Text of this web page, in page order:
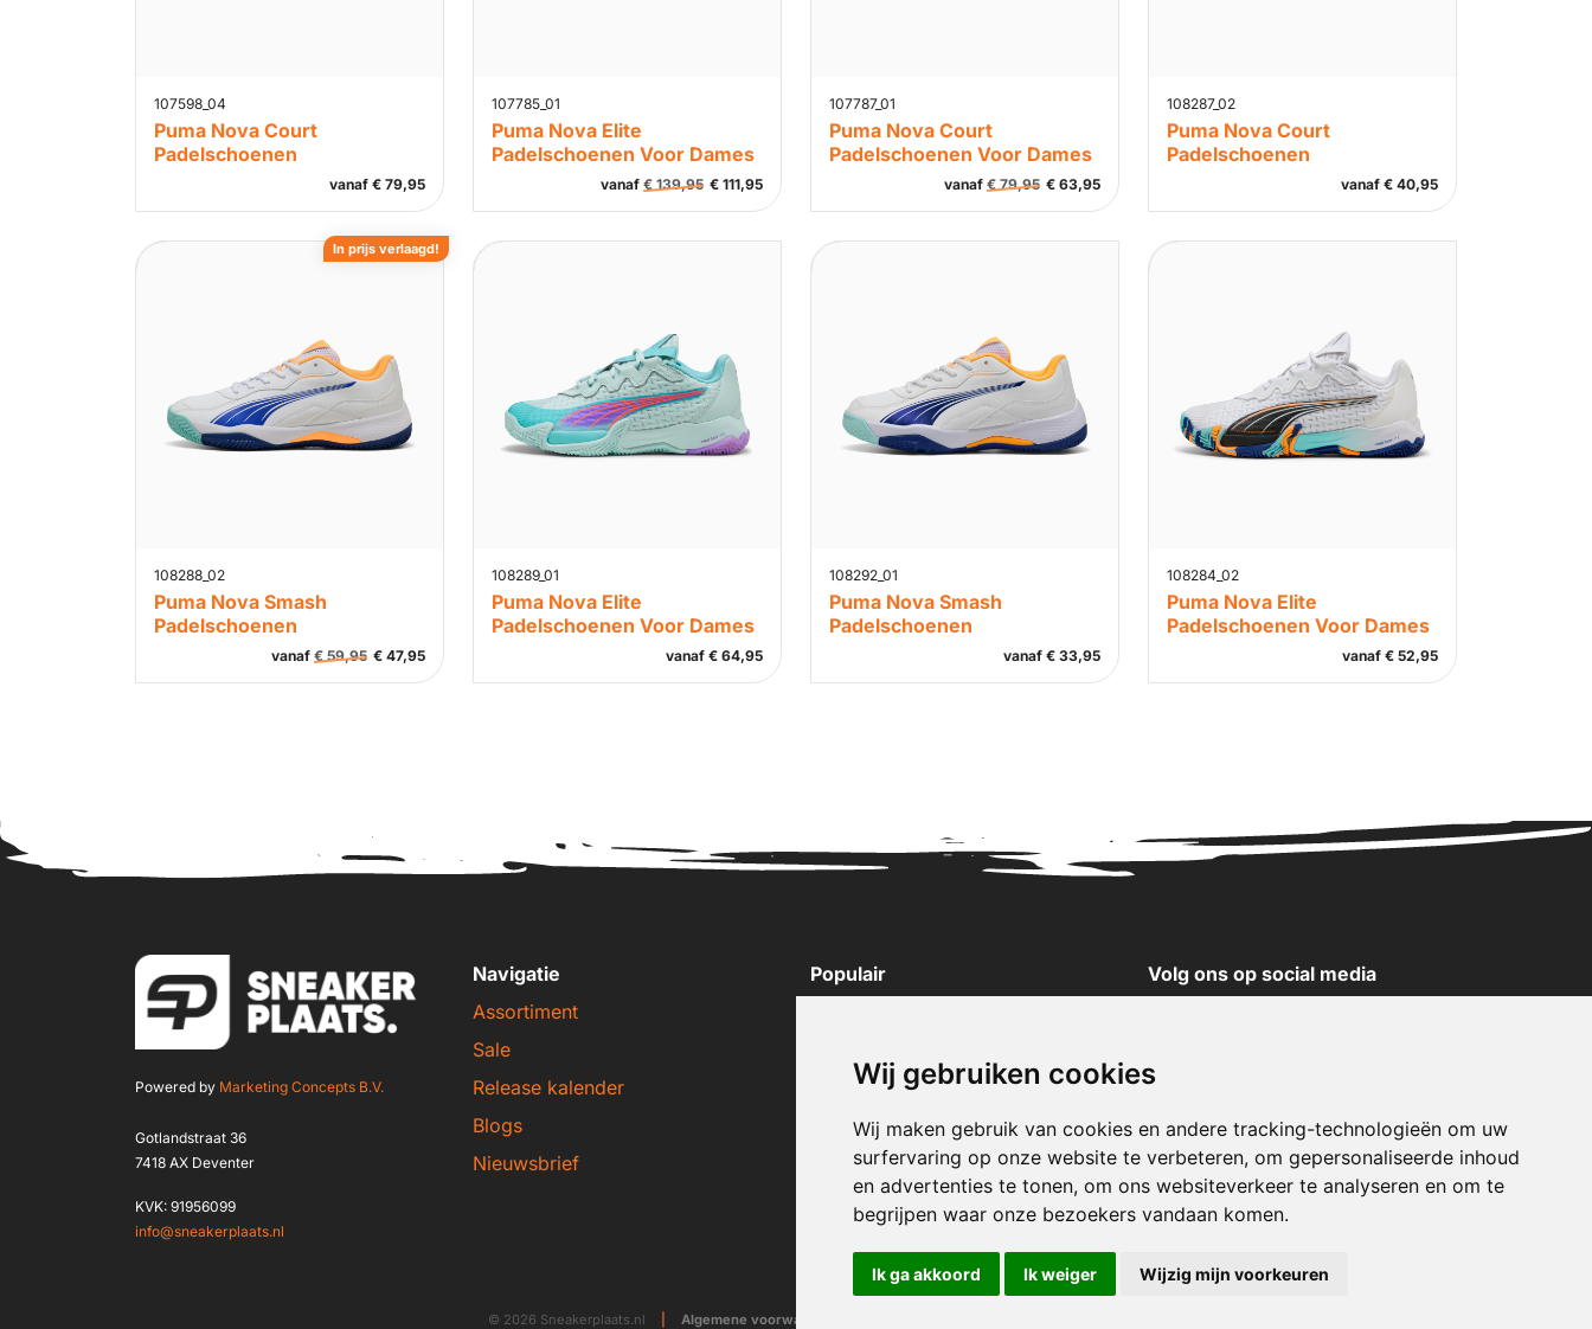
Wij gebruiken cookies
Wij maken gebruik van cookies en andere tracking-technologieën om uw
surfervaring op onze website te verbeteren, om gepersonaliseerde inhoud
en advertenties te tonen, om ons websiteverkeer te analyseren en om te
begrijpen waar onze bezoekers vandaan komen.
Ik ga akkoord Ik weiger Wijzig mijn voorkeuren
107598_04
Puma Nova Court
Padelschoenen
vanaf € 79,95
107785_01
Puma Nova Elite
Padelschoenen Voor Dames
vanaf €139,95 € 111,95
107787_01
Puma Nova Court
Padelschoenen Voor Dames
vanaf €79,95 € 63,95
108287_02
Puma Nova Court
Padelschoenen
vanaf € 40,95
108288_02
Puma Nova Smash
Padelschoenen
vanaf €59,95 € 47,95
In prijs verlaagd!
108289_01
Puma Nova Elite
Padelschoenen Voor Dames
vanaf € 64,95
108292_01
Puma Nova Smash
Padelschoenen
vanaf € 33,95
108284_02
Puma Nova Elite
Padelschoenen Voor Dames
vanaf € 52,95
Powered by Marketing Concepts B.V.
Gotlandstraat 36
7418 AX Deventer
KVK: 91956099
info@sneakerplaats.nl
Navigatie
Assortiment
Sale
Release kalender
Blogs
Nieuwsbrief
Populair
New Balance sneakers
Puma sneakers
Converse sneakers
Volg ons op social media
X
Pinterest
© 2026 Sneakerplaats.nl Algemene voorwaarden